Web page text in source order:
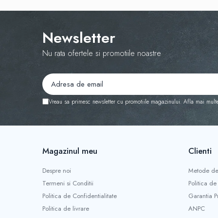
Newsletter
Nu rata ofertele si promotiile noastre
Vreau sa primesc newsletter cu promotiile magazinului. Afla mai
Magazinul meu
Despre noi
Termeni si Conditii
Politica de Confidentialitate
Politica de livrare
Clienti
Metode
Politica de
Garantia
ANPC